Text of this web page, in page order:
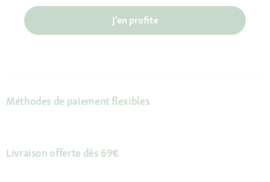
J'en profite
Méthodes de paiement flexibles
Livraison offerte dès 69€